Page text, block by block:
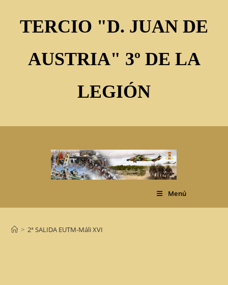
contenidoTERCIO "D. JUAN DE
AUSTRIA" 3º DE LA
LEGIÓN
Menú
> 2ª SALIDA EUTM-Máli XVI